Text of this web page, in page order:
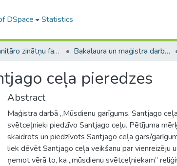
DSpace Statistics
A -- Humanitāro zinātņu fakultāte / Faculty of Humanities Bakalaura un maģistra darbi (HZF) / Bachelor's and Master's theses
ceļa pieredzes
Abstract
Maģistra darbā „Mūsdienu garīgums. Santjago
svētceļnieki piedzīvo Santjago ceļu. Pētījuma
skaidrots un piedzīvots Santjago ceļa gars/
liek dēvēt Santjago ceļa veikšanu par vienreizēju
ņemot vērā to, ka „mūsdienu svētceļniekam”